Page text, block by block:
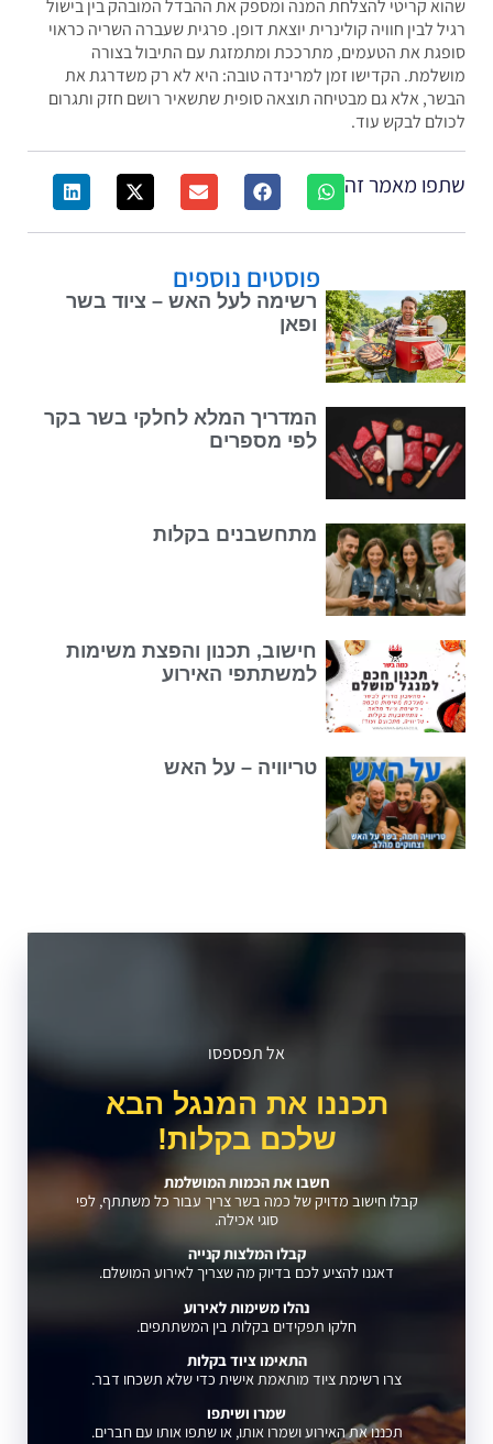
קריטי להצלחת המנה ומספק את ההבדל המובהק בין בישול
לבין חוויה קולינרית יוצאת דופן. פרגית שעברה השריה כראוי
את הטעמים, מתרככת ומתמזגת עם התיבול בצורה
הקדישו זמן למרינדה טובה: היא לא רק משדרגת את
אלא גם מבטיחה תוצאה סופית שתשאיר רושם חזק ותגרום
לבקש עוד.
מאמר זה
פוסטים נוספים
רשימה לעל האש – ציוד בשר
ופאן
המדריך המלא לחלקי בשר בקר
לפי מספרים
מתחשבנים בקלות
חישוב, תכנון והפצת משימות
למשתתפי האירוע
טריוויה – על האש
אל תפספסו
תכננו את המנגל הבא
שלכם בקלות!
חשבו את הכמות המושלמת
קבלו חישוב מדויק של כמה בשר צריך עבור כל משתתף, לפי
סוגי אכילה.
קבלו המלצות קנייה
דאגנו להציע לכם בדיוק מה שצריך לאירוע המושלם.
נהלו משימות לאירוע
חלקו תפקידים בקלות בין המשתתפים.
התאימו ציוד בקלות
צרו רשימת ציוד מותאמת אישית כדי שלא תשכחו דבר.
שמרו ושיתפו
תכננו את האירוע ושמרו אותו, או שתפו אותו עם חברים.